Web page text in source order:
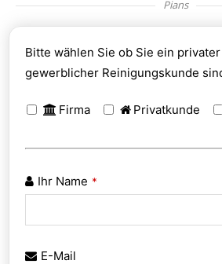
Pians
Bitte wählen Sie ob Sie ein
gewerblicher Reinigungskunde
Firma Privatkunde
Ihr Name *
E-Mail